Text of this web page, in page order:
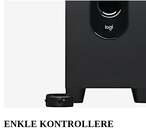
ENKLE KONTROLLERE